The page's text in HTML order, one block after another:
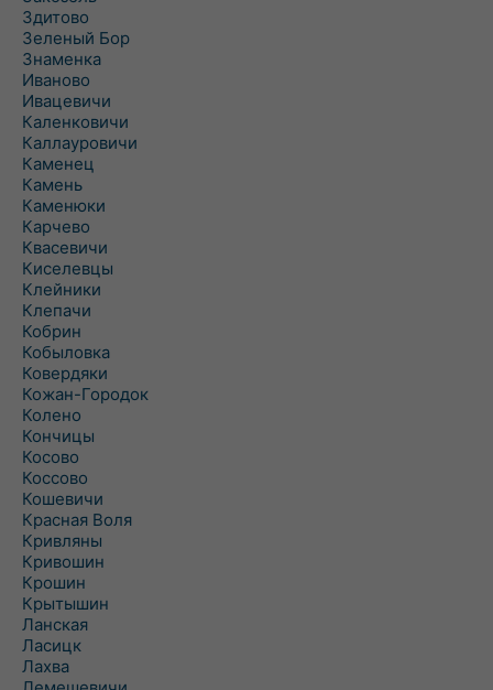
Здитово
Зеленый Бор
Знаменка
Иваново
Ивацевичи
Каленковичи
Каллауровичи
Каменец
Камень
Каменюки
Карчево
Квасевичи
Киселевцы
Клейники
Клепачи
Кобрин
Кобыловка
Ковердяки
Кожан-Городок
Колено
Кончицы
Косово
Коссово
Кошевичи
Красная Воля
Кривляны
Кривошин
Крошин
Крытышин
Ланская
Ласицк
Лахва